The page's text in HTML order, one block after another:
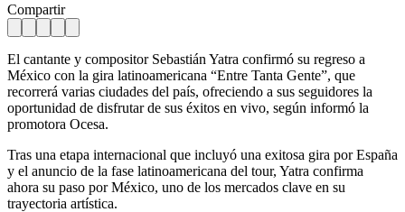
Compartir
El cantante y compositor Sebastián Yatra confirmó su regreso a
México con la gira latinoamericana “Entre Tanta Gente”, que
recorrerá varias ciudades del país, ofreciendo a sus seguidores la
oportunidad de disfrutar de sus éxitos en vivo, según informó la
promotora Ocesa.
Tras una etapa internacional que incluyó una exitosa gira por España
y el anuncio de la fase latinoamericana del tour, Yatra confirma
ahora su paso por México, uno de los mercados clave en su
trayectoria artística.